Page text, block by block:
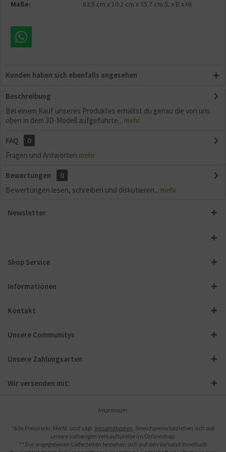
Maße:
83.5 cm x 10.2 cm x 35.7 cm (L x B x H)
Kunden haben sich ebenfalls angesehen
Beschreibung
Bei einem Kauf unseres Produktes erhältst du genau die von uns
oben in dem 3D-Modell aufgeführte... mehr
FAQ
0
Fragen und Antworten mehr
Bewertungen
0
Bewertungen lesen, schreiben und diskutieren... mehr
Newsletter
Shop Service
Informationen
Kontakt
Unsere Communitys
Unsere Zahlungsarten
Wir versenden mit:
Impressum
*Alle Preise inkl. MwSt. und zzgl. Versandkosten. Streichpreise beziehen sich auf
unsere vorherigen Verkaufspreise im Onlineshop.
** Die angegebenen Lieferzeiten beziehen sich auf den Versand innerhalb